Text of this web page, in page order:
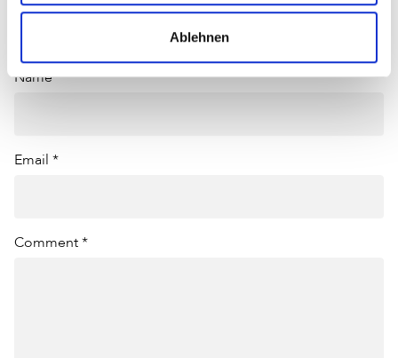
Ablehnen
Schreiben Sie einen Kommentar
Name *
Email *
Comment *